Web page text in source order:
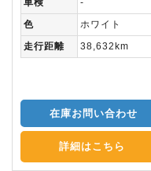
車検
-
色
ホワイト
走行距離
38,632km
在庫お問い合わせ
詳細はこちら